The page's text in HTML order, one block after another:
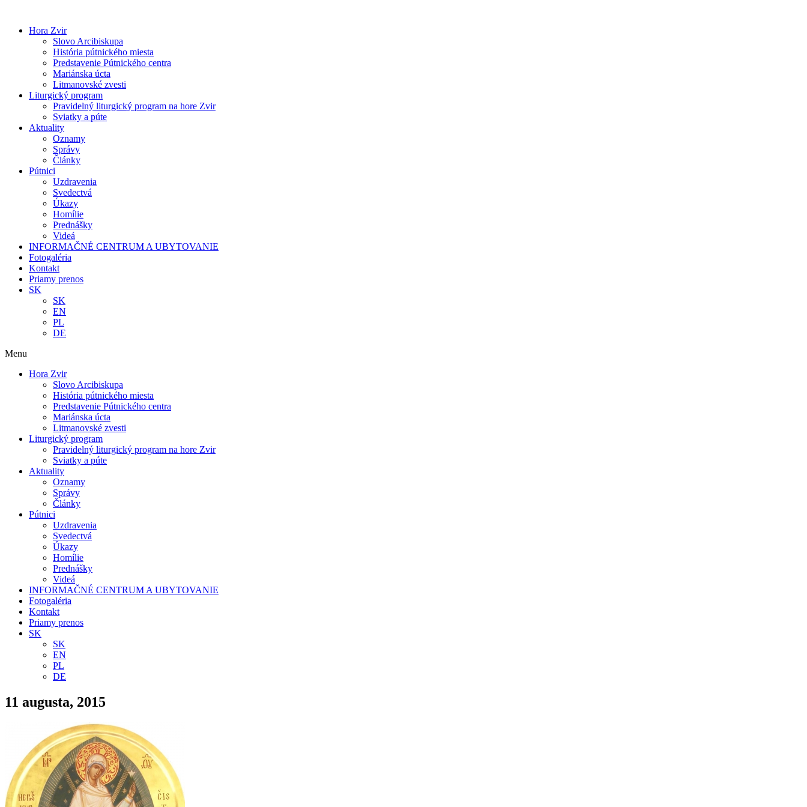
obsah
Hora Zvir
Slovo Arcibiskupa
História pútnického miesta
Predstavenie Pútnického centra
Mariánska úcta
Litmanovské zvesti
Liturgický program
Pravidelný liturgický program na hore Zvir
Sviatky a púte
Aktuality
Oznamy
Správy
Články
Pútnici
Uzdravenia
Svedectvá
Úkazy
Homílie
Prednášky
Videá
INFORMAČNÉ CENTRUM A UBYTOVANIE
Fotogaléria
Kontakt
Priamy prenos
SK
SK
EN
PL
DE
Menu
Hora Zvir
Slovo Arcibiskupa
História pútnického miesta
Predstavenie Pútnického centra
Mariánska úcta
Litmanovské zvesti
Liturgický program
Pravidelný liturgický program na hore Zvir
Sviatky a púte
Aktuality
Oznamy
Správy
Články
Pútnici
Uzdravenia
Svedectvá
Úkazy
Homílie
Prednášky
Videá
INFORMAČNÉ CENTRUM A UBYTOVANIE
Fotogaléria
Kontakt
Priamy prenos
SK
SK
EN
PL
DE
11 augusta, 2015